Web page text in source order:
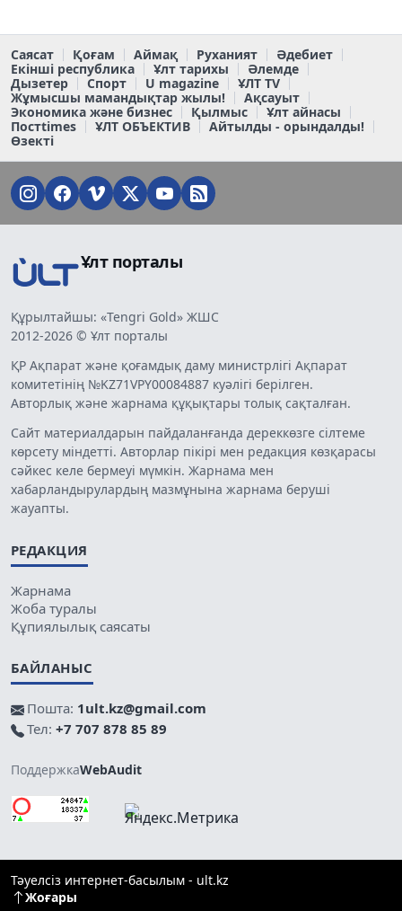
Саясат Қоғам Аймақ Руханият
Әдебиет
Екінші республика
Ұлт тарихы
Әлемде
Дызетер
Спорт U magazine
ҰЛТ TV
Жұмысшы мамандықтар жылы!
Ақсауыт
Экономика және бизнес
Қылмыс
Ұлт айнасы
Постtimes
ҰЛТ ОБЪЕКТИВ
Айтылды - орындалды!
Өзекті
Ұлт порталы
Құрылтайшы: «Tengri Gold» ЖШС
2012-2026 © Ұлт порталы
ҚР Ақпарат және қоғамдық даму министрлігі Ақпарат
комитетінің №KZ71VPY00084887 куәлігі берілген.
Авторлық және жарнама құқықтары толық сақталған.
Сайт материалдарын пайдаланғанда дереккөзге сілтеме
көрсету міндетті. Авторлар пікірі мен редакция көзқарасы
сәйкес келе бермеуі мүмкін. Жарнама мен
хабарландырулардың мазмұнына жарнама беруші
жауапты.
РЕДАКЦИЯ
Жарнама
Жоба туралы
Құпиялылық саясаты
БАЙЛАНЫС
Пошта: 1ult.kz@gmail.com
Тел: +7 707 878 85 89
ПоддержкаWebAudit
Тәуелсіз интернет-басылым - ult.kz
Жоғары